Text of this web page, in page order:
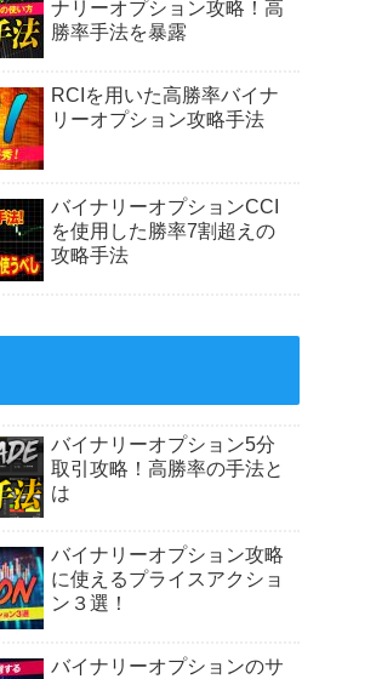
ナリーオプション攻略！高
勝率手法を暴露
RCIを用いた高勝率バイナ
リーオプション攻略手法
バイナリーオプションCCI
を使用した勝率7割超えの
攻略手法
バイナリーオプション5分
取引攻略！高勝率の手法と
は
バイナリーオプション攻略
に使えるプライスアクショ
ン３選！
バイナリーオプションのサ